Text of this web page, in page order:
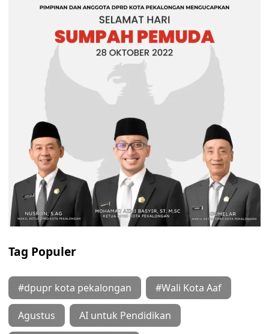
Tag Populer
#dpupr kota pekalongan #Wali Kota Aaf
Agustus AI untuk Pendidikan